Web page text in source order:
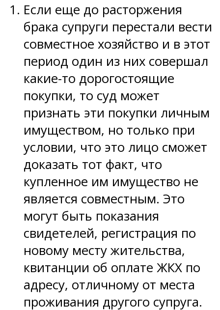
Если еще до расторжения
брака супруги перестали вести
совместное хозяйство и в этот
период один из них совершал
какие-то дорогостоящие
покупки, то суд может
признать эти покупки личным
имуществом, но только при
условии, что это лицо сможет
доказать тот факт, что
купленное им имущество не
является совместным. Это
могут быть показания
свидетелей, регистрация по
новому месту жительства,
квитанции об оплате ЖКХ по
адресу, отличному от места
проживания другого супруга.